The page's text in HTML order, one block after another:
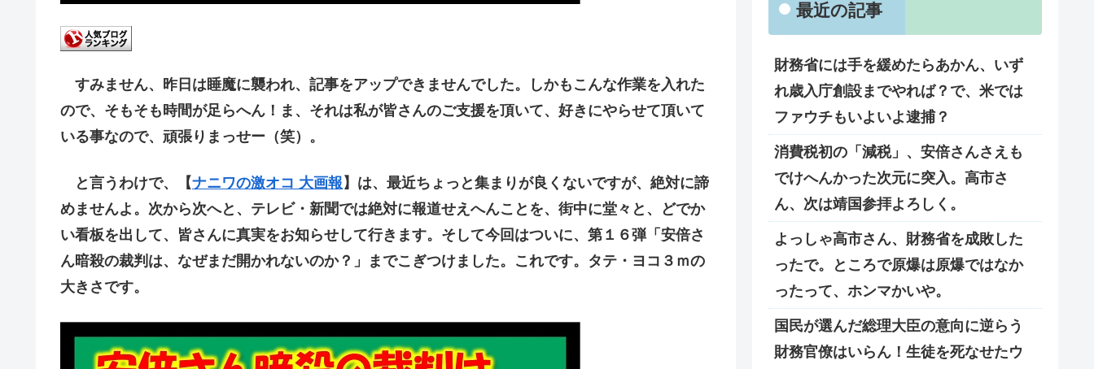
すみません、昨日は睡魔に襲われ、記事をアップできませんでした。しかもこんな作業を入れた
ので、そもそも時間が足らへん！ま、それは私が皆さんのご支援を頂いて、好きにやらせて頂いて
いる事なので、頑張りまっせー（笑）。
と言うわけで、【ナニワの激オコ 大画報 】は、最近ちょっと集まりが良くないですが、絶対に諦
めませんよ。次から次へと、テレビ・新聞では絶対に報道せえへんことを、街中に堂々と、どでか
い看板を出して、皆さんに真実をお知らせして行きます。そして今回はついに、第１６弾「安倍さ
ん暗殺の裁判は、なぜまだ開かれないのか？」までこぎつけました。これです。タテ・ヨコ３ｍの
大きさです。
最近の記事
財務省には手を緩めたらあかん、いず
れ歳入庁創設までやれば？で、米では
ファウチもいよいよ逮捕？
消費税初の「減税」、安倍さんさえも
でけへんかった次元に突入。高市さ
ん、次は靖国参拝よろしく。
よっしゃ高市さん、財務省を成敗した
ったで。ところで原爆は原爆ではなか
ったって、ホンマかいや。
国民が選んだ総理大臣の意向に逆らう
財務官僚はいらん！生徒を死なせたウ